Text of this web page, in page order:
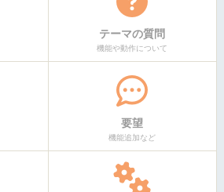
テーマの質問
機能や動作について
要望
機能追加など